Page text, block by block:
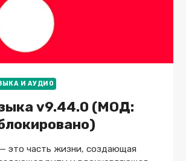
И АУДИО
v9.44.0 (МОД:
это часть жизни, создающая